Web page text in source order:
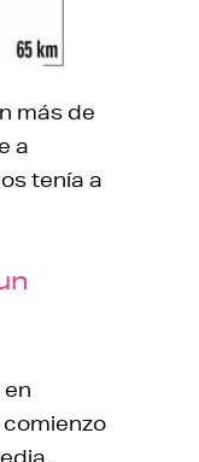
más de
a
tenía a